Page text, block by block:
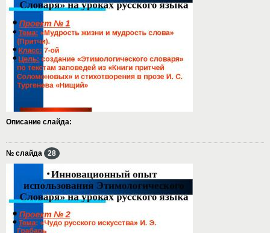
Описание слайда:
№ слайда 28